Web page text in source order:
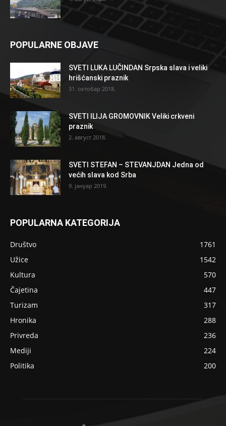
POPULARNE OBJAVE
SVETI LUKA LUČINDAN Srpska slava i veliki
hrišćanski praznik
31. октобар 2018.
SVETI ILIJA GROMOVNIK Veliki crkveni
praznik
2. август 2018.
SVETI STEFAN – STEVANJDAN Jedna od
većih slava kod Srba
9. јануар 2019.
POPULARNA KATEGORIJA
Društvo
1761
Užice
1542
Kultura
570
Čajetina
447
Turizam
317
Hronika
288
Privreda
236
Mediji
224
Politika
200